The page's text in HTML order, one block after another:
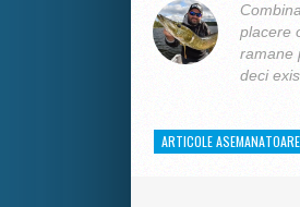
placere
ramane
deci
ARTICOLE ASEMANATOARE